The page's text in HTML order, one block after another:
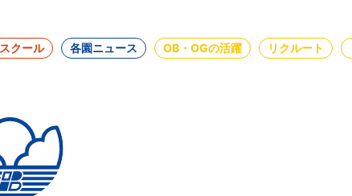
スクール 各園ニュース OB・OGの活躍 リクルート